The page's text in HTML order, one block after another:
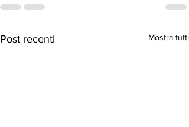
Post recenti Mostra tutti